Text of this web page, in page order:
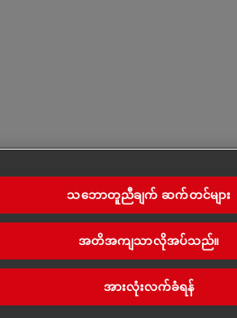
သဘောတူညီချက် ဆက်တင်များ
အတိအကျသာလိုအပ်သည်။
အားလုံးလက်ခံရန်